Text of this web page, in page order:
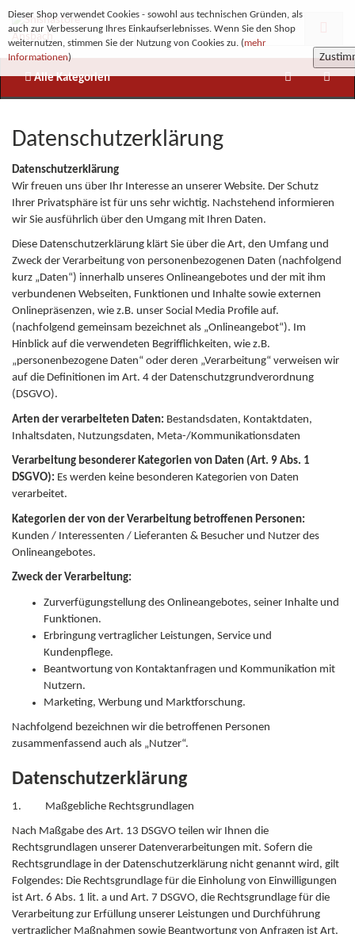
Alle Kategorien
Datenschutzerklärung
Datenschutzerklärung
Wir freuen uns über Ihr Interesse an unserer Website. Der Schutz
Ihrer Privatsphäre ist für uns sehr wichtig. Nachstehend informieren
wir Sie ausführlich über den Umgang mit Ihren Daten.
Diese Datenschutzerklärung klärt Sie über die Art, den Umfang und
Zweck der Verarbeitung von personenbezogenen Daten (nachfolgend
kurz „Daten“) innerhalb unseres Onlineangebotes und der mit ihm
verbundenen Webseiten, Funktionen und Inhalte sowie externen
Onlinepräsenzen, wie z.B. unser Social Media Profile auf.
(nachfolgend gemeinsam bezeichnet als „Onlineangebot“). Im
Hinblick auf die verwendeten Begrifflichkeiten, wie z.B.
„personenbezogene Daten“ oder deren „Verarbeitung“ verweisen wir
auf die Definitionen im Art. 4 der Datenschutzgrundverordnung
(DSGVO).
Arten der verarbeiteten Daten: Bestandsdaten, Kontaktdaten,
Inhaltsdaten, Nutzungsdaten, Meta-/Kommunikationsdaten
Verarbeitung besonderer Kategorien von Daten (Art. 9 Abs. 1
DSGVO): Es werden keine besonderen Kategorien von Daten
verarbeitet.
Kategorien der von der Verarbeitung betroffenen Personen:
Kunden / Interessenten / Lieferanten & Besucher und Nutzer des
Onlineangebotes.
Zweck der Verarbeitung:
Zurverfügungstellung des Onlineangebotes, seiner Inhalte und
Funktionen.
Erbringung vertraglicher Leistungen, Service und
Kundenpflege.
Beantwortung von Kontaktanfragen und Kommunikation mit
Nutzern.
Marketing, Werbung und Marktforschung.
Nachfolgend bezeichnen wir die betroffenen Personen
zusammenfassend auch als „Nutzer“.
Datenschutzerklärung
1. Maßgebliche Rechtsgrundlagen
Nach Maßgabe des Art. 13 DSGVO teilen wir Ihnen die
Rechtsgrundlagen unserer Datenverarbeitungen mit. Sofern die
Rechtsgrundlage in der Datenschutzerklärung nicht genannt wird, gilt
Folgendes: Die Rechtsgrundlage für die Einholung von Einwilligungen
ist Art. 6 Abs. 1 lit. a und Art. 7 DSGVO, die Rechtsgrundlage für die
Verarbeitung zur Erfüllung unserer Leistungen und Durchführung
vertraglicher Maßnahmen sowie Beantwortung von Anfragen ist Art.
Dieser Shop verwendet Cookies - sowohl aus technischen Gründen, als
auch zur Verbesserung Ihres Einkaufserlebnisses. Wenn Sie den Shop
weiternutzen, stimmen Sie der Nutzung von Cookies zu. (mehr
Informationen)